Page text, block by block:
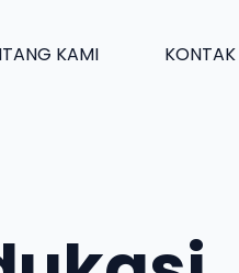
KAMI KONTAK